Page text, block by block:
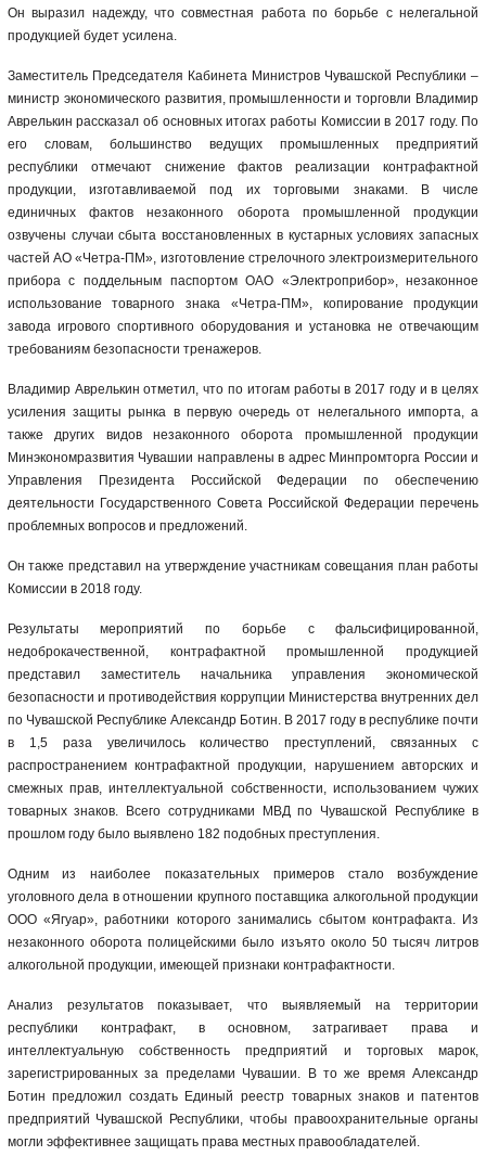
Он выразил надежду, что совместная работа по борьбе с нелегальной
продукцией будет усилена.
Заместитель Председателя Кабинета Министров Чувашской Республики –
министр экономического развития, промышленности и торговли Владимир
Аврелькин рассказал об основных итогах работы Комиссии в 2017 году. По
его словам, большинство ведущих промышленных предприятий
республики отмечают снижение фактов реализации контрафактной
продукции, изготавливаемой под их торговыми знаками. В числе
единичных фактов незаконного оборота промышленной продукции
озвучены случаи сбыта восстановленных в кустарных условиях запасных
частей АО «Четра-ПМ», изготовление стрелочного электроизмерительного
прибора с поддельным паспортом ОАО «Электроприбор», незаконное
использование товарного знака «Четра-ПМ», копирование продукции
завода игрового спортивного оборудования и установка не отвечающим
требованиям безопасности тренажеров.
Владимир Аврелькин отметил, что по итогам работы в 2017 году и в целях
усиления защиты рынка в первую очередь от нелегального импорта, а
также других видов незаконного оборота промышленной продукции
Минэкономразвития Чувашии направлены в адрес Минпромторга России и
Управления Президента Российской Федерации по обеспечению
деятельности Государственного Совета Российской Федерации перечень
проблемных вопросов и предложений.
Он также представил на утверждение участникам совещания план работы
Комиссии в 2018 году.
Результаты мероприятий по борьбе с фальсифицированной,
недоброкачественной, контрафактной промышленной продукцией
представил заместитель начальника управления экономической
безопасности и противодействия коррупции Министерства внутренних дел
по Чувашской Республике Александр Ботин. В 2017 году в республике почти
в 1,5 раза увеличилось количество преступлений, связанных с
распространением контрафактной продукции, нарушением авторских и
смежных прав, интеллектуальной собственности, использованием чужих
товарных знаков. Всего сотрудниками МВД по Чувашской Республике в
прошлом году было выявлено 182 подобных преступления.
Одним из наиболее показательных примеров стало возбуждение
уголовного дела в отношении крупного поставщика алкогольной продукции
ООО «Ягуар», работники которого занимались сбытом контрафакта. Из
незаконного оборота полицейскими было изъято около 50 тысяч литров
алкогольной продукции, имеющей признаки контрафактности.
Анализ результатов показывает, что выявляемый на территории
республики контрафакт, в основном, затрагивает права и
интеллектуальную собственность предприятий и торговых марок,
зарегистрированных за пределами Чувашии. В то же время Александр
Ботин предложил создать Единый реестр товарных знаков и патентов
предприятий Чувашской Республики, чтобы правоохранительные органы
могли эффективнее защищать права местных правообладателей.